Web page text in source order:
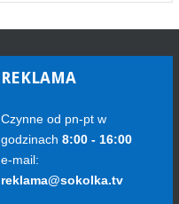
REKLAMA
Czynne od pn-pt w
godzinach 8:00 - 16:00
e-mail:
reklama@sokolka.tv